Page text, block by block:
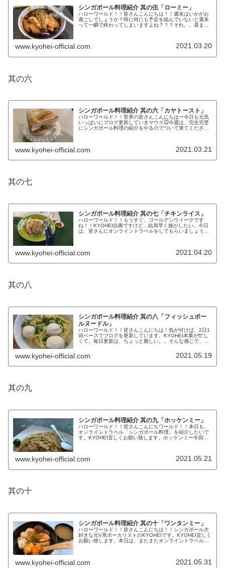
シンガポール料理紹介 其の伍「ローミー」
ハローワールド！！皆さんこんにちは！！週末はいかがお
過ごしでしょうか？特に何にも予定を組んでいないと週末
って一瞬で終わってしまいますよね？？？それ。。昼まで
www.kyohei-official.com 2021.03.20
其の六
シンガポール料理紹介 其の六「カヤトースト」
ハローワールド！！世界の皆さんこんにちはー今日も元気
いっぱいにブログ更新していきマウス🐭今週は、完全完璧
にシンガポール料理の紹介をやるのでついて来てください
www.kyohei-official.com 2021.03.21
其の七
シンガポール料理紹介 其の七「チキンライス」
ハローワールド！！もうすぐ、ゴールデンウイークです
ね！！KYOHEI自粛ですけど…結局早く旅がしたい。今日
は、皆さんにオンライントラベルをしてもらいましょう。
www.kyohei-official.com 2021.04.20
其の八
シンガポール料理紹介 其の八「フィッシュボー
ルヌードル」
ハローワールド！！皆さんこんにちは！気が付けば、2日1
回ペースでブログを更新しています。KYOHEI本業が忙し
くて、毎日更新は、ちょっと難しい。。そんな感じで、本
www.kyohei-official.com 2021.05.19
其の九
シンガポール料理紹介 其の九「ホッケンミー」
ハローワールド！！皆さんこんにちワールド！！本日も、
オンライントラベル「シンガポール料理」を紹介したいで
す。KYOHEI宜しくお願い致します。ホッケンミー今回も
www.kyohei-official.com 2021.05.21
其の十
シンガポール料理紹介 其の十「ワンタンミー」
ハローワールド！！皆さんこんにちは！！シンガポール大
好きな元V系ボーカリストのKYOHEIです。KYOHEI宜しく
お願い致します。本日は、またまたオンライントラベルシ
www.kyohei-official.com 2021.05.31